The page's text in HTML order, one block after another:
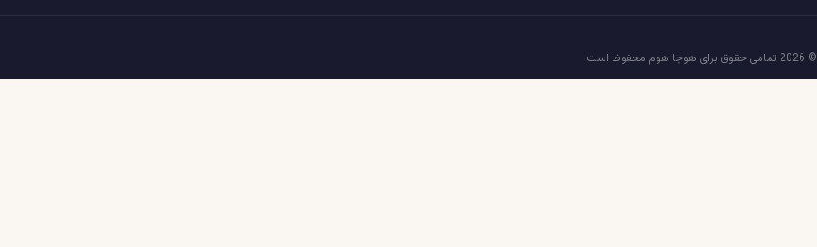
© 2026 تمامی حقوق برای هوجا هوم محفوظ است